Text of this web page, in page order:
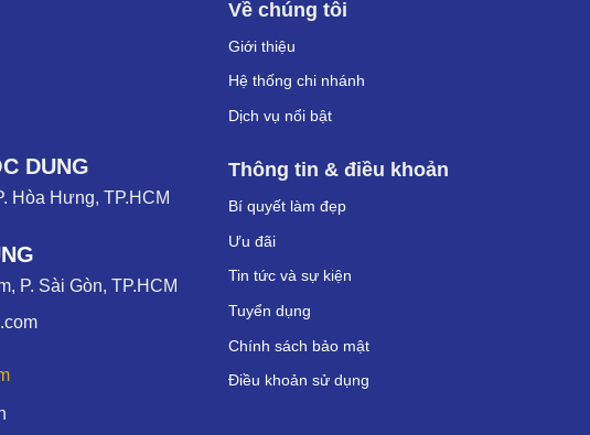
DUNG
Hòa Hưng, TP.HCM
P. Sài Gòn, TP.HCM
Về chúng tôi
Giới thiệu
Hệ thống chi nhánh
Dịch vụ nổi bật
Thông tin & điều khoản
Bí quyết làm đẹp
Ưu đãi
Tin tức và sự kiện
Tuyển dụng
Chính sách bảo mật
Điều khoản sử dụng